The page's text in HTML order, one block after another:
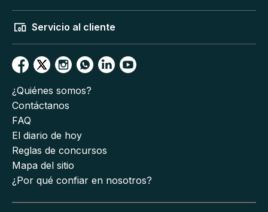
Servicio al cliente
¿Quiénes somos?
Contáctanos
FAQ
El diario de hoy
Reglas de concursos
Mapa del sitio
¿Por qué confiar en nosotros?